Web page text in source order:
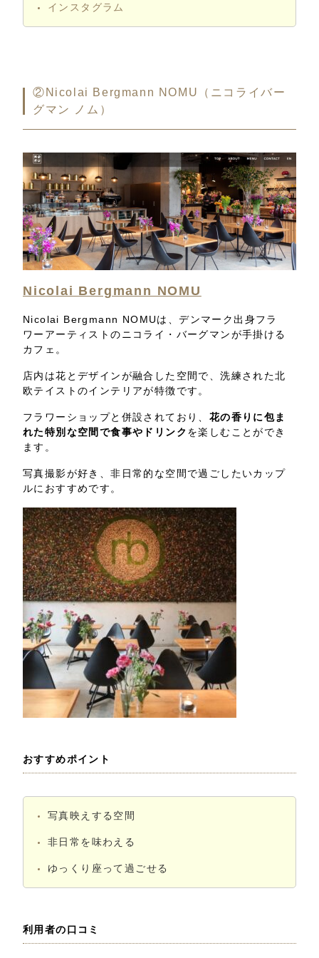
インスタグラム
②Nicolai Bergmann NOMU（ニコライバー
グマン ノム）
Nicolai Bergmann NOMU
Nicolai Bergmann NOMUは、デンマーク出身フラ
ワーアーティストのニコライ・バーグマンが手掛ける
カフェ。
店内は花とデザインが融合した空間で、洗練された北
欧テイストのインテリアが特徴です。
フラワーショップと併設されており、 花の香りに包ま
れた特別な空間で食事やドリンク を楽しむことができ
ます。
写真撮影が好き、非日常的な空間で過ごしたいカップ
ルにおすすめです。
おすすめポイント
写真映えする空間
非日常を味わえる
ゆっくり座って過ごせる
利用者の口コミ